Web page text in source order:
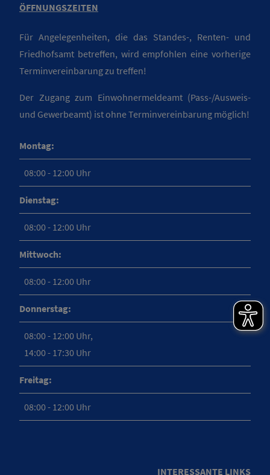
ÖFFNUNGSZEITEN
Für Angelegenheiten, die das Standes-, Renten- und
Friedhofsamt betreffen, wird empfohlen eine vorherige
Terminvereinbarung zu treffen!
Der Zugang zum Einwohnermeldeamt (Pass-/Ausweis-
und Gewerbeamt) ist ohne Terminvereinbarung möglich!
Montag:
08:00 - 12:00 Uhr
Dienstag:
08:00 - 12:00 Uhr
Mittwoch:
08:00 - 12:00 Uhr
Donnerstag:
08:00 - 12:00 Uhr,
14:00 - 17:30 Uhr
Freitag:
08:00 - 12:00 Uhr
INTERESSANTE LINKS